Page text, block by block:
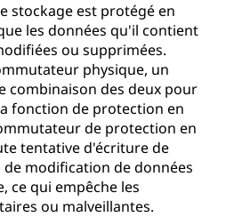
stockage est protégé en
les données qu'il contient
ou supprimées.
physique, un
combinaison des deux pour
fonction de protection en
de protection en
tentative d'écriture de
modification de données
ce qui empêche les
ou malveillantes.